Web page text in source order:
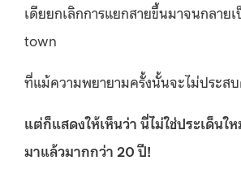
เดียยกเลิกการแยกสายขึ้นมาจนกลาย
town
ที่แม้ความพยายามครั้งนั้นจะไม่ประสบ
แต่ก็แสดงให้เห็นว่า นี่ไม่ใช่ประเด็น
มาแล้วมากกว่า 20 ปี!